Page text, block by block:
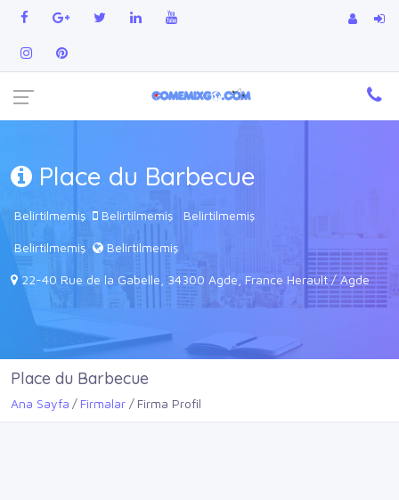
Place du Barbecue
Belirtilmemiş Belirtilmemiş Belirtilmemiş
Belirtilmemiş Belirtilmemiş
22-40 Rue de la Gabelle, 34300 Agde, France Herault / Agde
Place du Barbecue
Ana Sayfa Firmalar Firma Profil